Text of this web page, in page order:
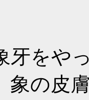
牙をや
象の皮